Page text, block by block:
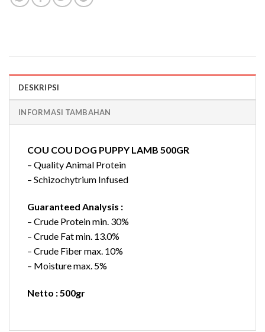
DESKRIPSI
INFORMASI TAMBAHAN
COU COU DOG PUPPY LAMB 500GR
– Quality Animal Protein
– Schizochytrium Infused
Guaranteed Analysis :
– Crude Protein min. 30%
– Crude Fat min. 13.0%
– Crude Fiber max. 10%
– Moisture max. 5%
Netto : 500gr